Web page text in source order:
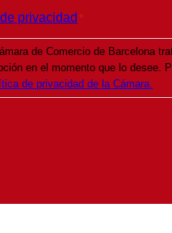
privacidad *
de Comercio de Barcelona
en el momento que lo desee.
de privacidad de la Cámara.